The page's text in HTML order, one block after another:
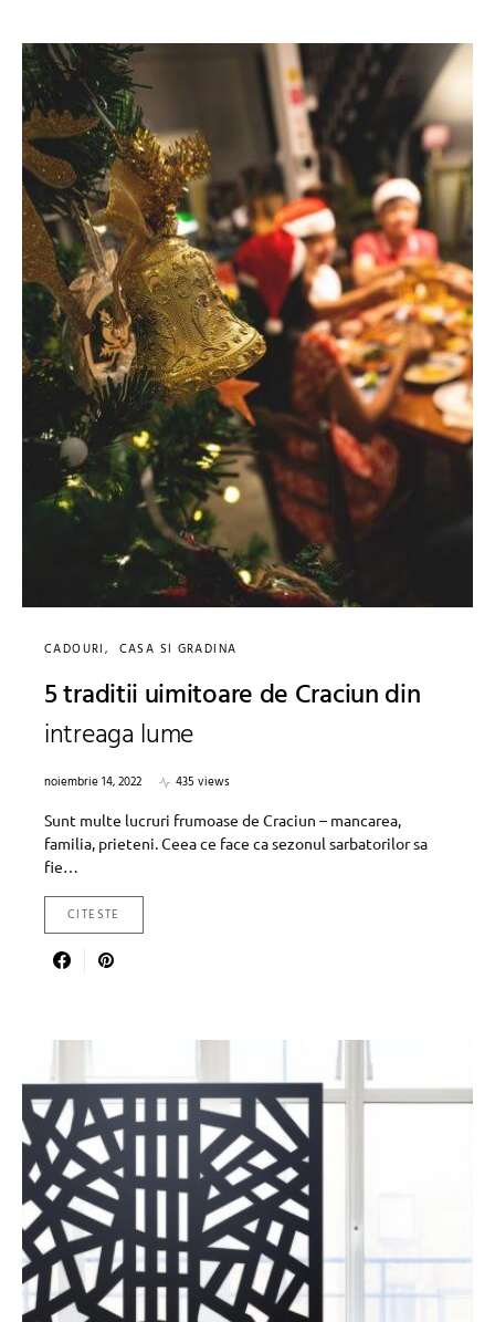
CADOURI CASA SI GRADINA
5 traditii uimitoare de Craciun din
intreaga lume
noiembrie 14, 2022
435 views
Sunt multe lucruri frumoase de Craciun – mancarea,
familia, prieteni. Ceea ce face ca sezonul sarbatorilor sa
fie…
CITESTE